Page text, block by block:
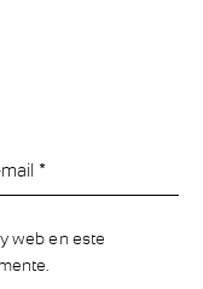
web en este